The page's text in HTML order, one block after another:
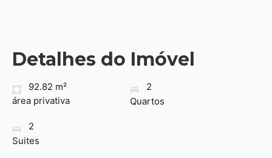
Detalhes do Imóvel
92.82 m²
área privativa
2
Quartos
2
Suites